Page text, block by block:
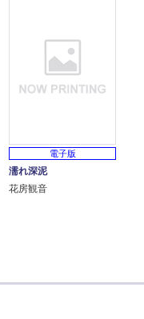
電子版
濡れ深泥
花房観音